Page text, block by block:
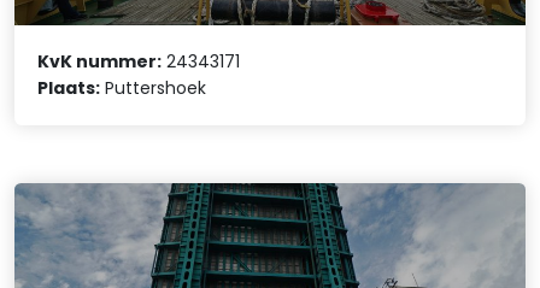
KvK nummer: 24343171
Plaats: Puttershoek